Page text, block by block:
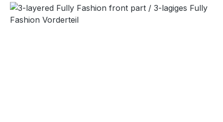
Omitir galería de imágenes